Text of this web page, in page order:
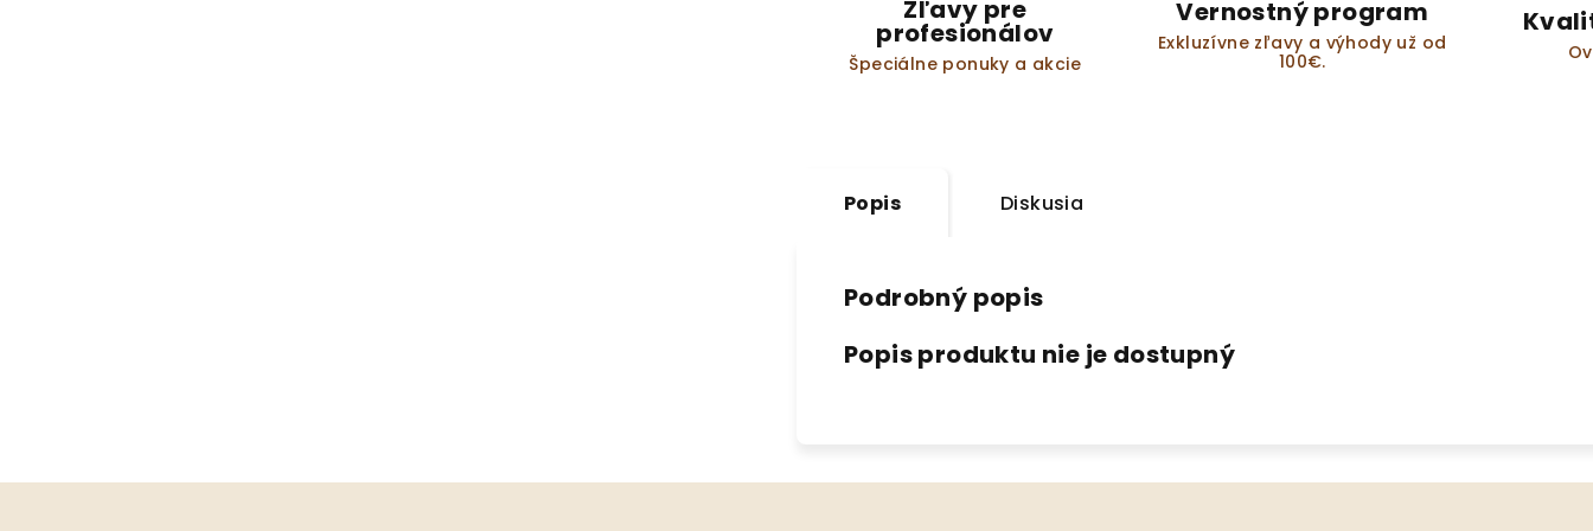
Zľavy pre
profesionálov
Špeciálne ponuky a akcie
Vernostný program
Exkluzívne zľavy a výhody už od
100€.
Popis Diskusia
Podrobný popis
Popis produktu nie je dostupný